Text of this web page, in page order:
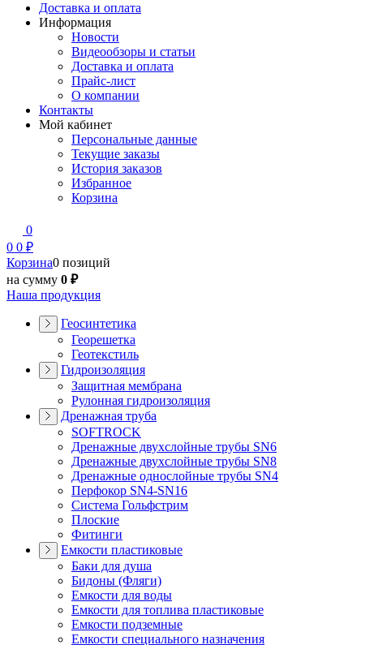
Доставка и оплата
Информация
Новости
Видеообзоры и статьи
Доставка и оплата
Прайс-лист
О компании
Контакты
Мой кабинет
Персональные данные
Текущие заказы
История заказов
Избранное
Корзина
0
0 0 ₽
Корзина0 позиций
на сумму 0 ₽
Наша продукция
Геосинтетика
Георешетка
Геотекстиль
Гидроизоляция
Защитная мембрана
Рулонная гидроизоляция
Дренажная труба
SOFTROCK
Дренажные двухслойные трубы SN6
Дренажные двухслойные трубы SN8
Дренажные однослойные трубы SN4
Перфокор SN4-SN16
Система Гольфстрим
Плоские
Фитинги
Емкости пластиковые
Баки для душа
Бидоны (Фляги)
Емкости для воды
Емкости для топлива пластиковые
Емкости подземные
Емкости специального назначения